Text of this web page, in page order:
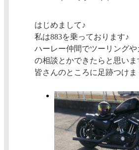
はじめまして♪
私は883を乗っております♪
ハーレー仲間でツーリング
の相談とかできたらと思いま
皆さんのところに足跡つけま